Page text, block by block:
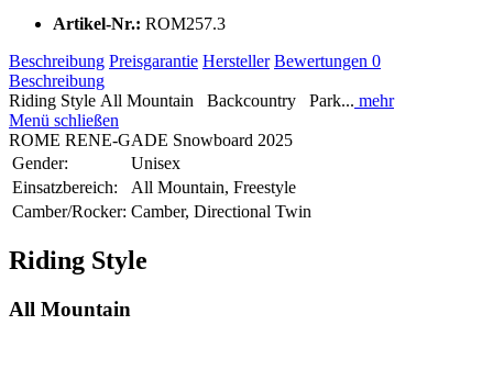
Artikel-Nr.: ROM257.3
Beschreibung Preisgarantie Hersteller Bewertungen 0
Beschreibung
Riding Style All Mountain Backcountry Park... mehr
Menü schließen
ROME RENE-GADE Snowboard 2025
Gender:
Unisex
Einsatzbereich:
All Mountain, Freestyle
Camber/Rocker: Camber, Directional Twin
Riding Style
All Mountain